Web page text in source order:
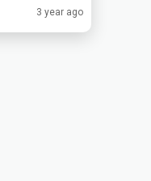
3 year ago